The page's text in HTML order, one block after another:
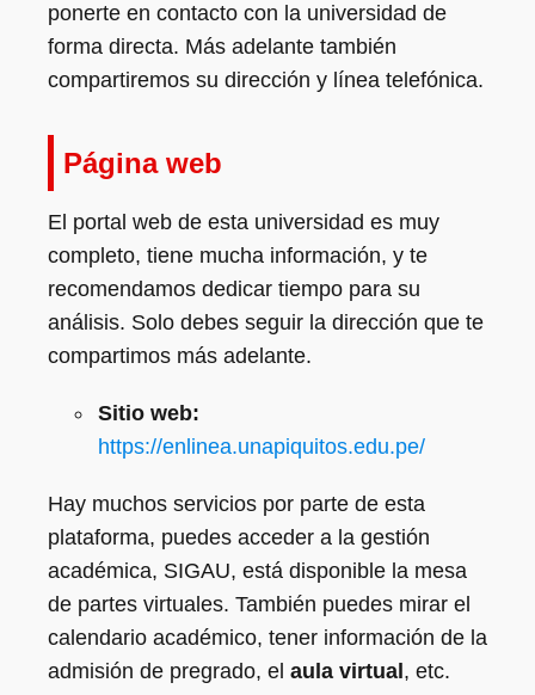
ponerte en contacto con la universidad de
forma directa. Más adelante también
compartiremos su dirección y línea telefónica.
Página web
El portal web de esta universidad es muy
completo, tiene mucha información, y te
recomendamos dedicar tiempo para su
análisis. Solo debes seguir la dirección que te
compartimos más adelante.
Sitio web:
https://enlinea.unapiquitos.edu.pe/
Hay muchos servicios por parte de esta
plataforma, puedes acceder a la gestión
académica, SIGAU, está disponible la mesa
de partes virtuales. También puedes mirar el
calendario académico, tener información de la
admisión de pregrado, el aula virtual , etc.